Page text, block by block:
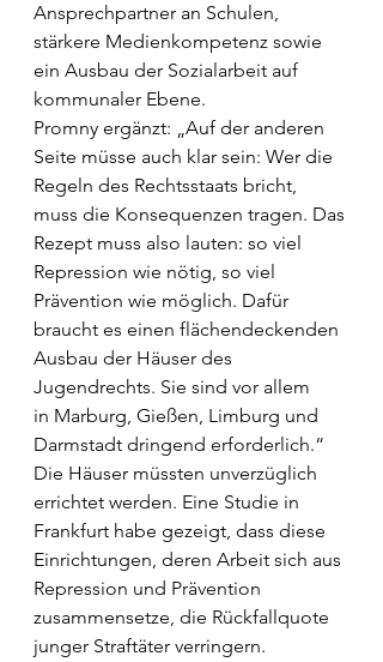
Ansprechpartner an Schulen,
stärkere Medienkompetenz sowie
ein Ausbau der Sozialarbeit auf
kommunaler Ebene.
Promny ergänzt: „Auf der anderen
Seite müsse auch klar sein: Wer die
Regeln des Rechtsstaats bricht,
muss die Konsequenzen tragen. Das
Rezept muss also lauten: so viel
Repression wie nötig, so viel
Prävention wie möglich. Dafür
braucht es einen flächendeckenden
Ausbau der Häuser des
Jugendrechts. Sie sind vor allem
in Marburg, Gießen, Limburg und
Darmstadt dringend erforderlich.“
Die Häuser müssten unverzüglich
errichtet werden. Eine Studie in
Frankfurt habe gezeigt, dass diese
Einrichtungen, deren Arbeit sich aus
Repression und Prävention
zusammensetze, die Rückfallquote
junger Straftäter verringern.